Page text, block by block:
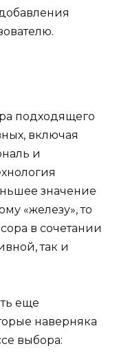
подходящего
включая
и
значение
«железу», то
в сочетании
так и
еще
наверняка
выбора: